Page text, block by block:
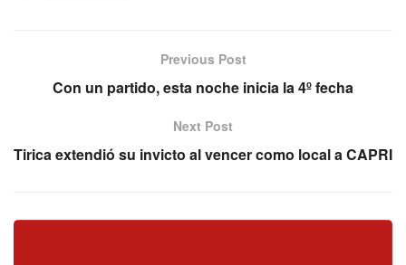
Previous Post
Con un partido, esta noche inicia la 4º fecha
Next Post
Tirica extendió su invicto al vencer como local a CAPRI